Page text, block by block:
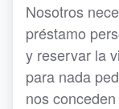
Nosotros
préstamo
y reservar la
para nada
nos